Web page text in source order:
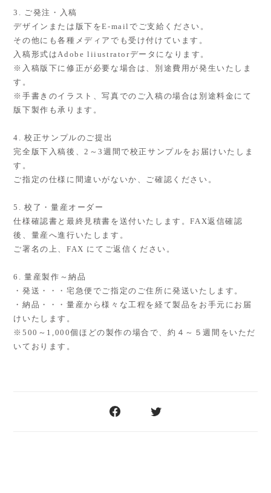
3. ご発注・入稿
デザインまたは版下をE-mailでご支給ください。
その他にも各種メディアでも受け付けています。
入稿形式はAdobe liiustratorデータになります。
※入稿版下に修正が必要な場合は、別途費用が発生いたしま
す。
※手書きのイラスト、写真でのご入稿の場合は別途料金にて
版下製作も承ります。
4. 校正サンプルのご提出
完全版下入稿後、2～3週間で校正サンプルをお届けいたしま
す。
ご指定の仕様に間違いがないか、ご確認ください。
5. 校了・量産オーダー
仕様確認書と最終見積書を送付いたします。FAX返信確認
後、量産へ進行いたします。
ご署名の上、FAX にてご返信ください。
6. 量産製作～納品
・発送・・・宅急便でご指定のご住所に発送いたします。
・納品・・・量産から様々な工程を経て製品をお手元にお届
けいたします。
※500～1,000個ほどの製作の場合で、約４～５週間をいただ
いております。